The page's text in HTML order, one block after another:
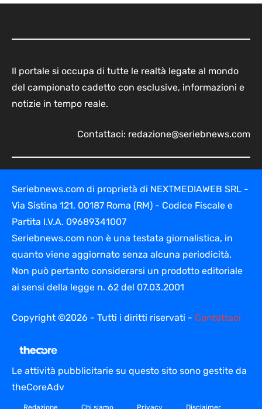
Il portale si occupa di tutte le realtà legate al mondo
del campionato cadetto con esclusive, informazioni e
notizie in tempo reale.
Contattaci: redazione@seriebnews.com
Seriebnews.com di proprietà di NEXTMEDIAWEB SRL -
Via Sistina 121, 00187 Roma (RM) - Codice Fiscale e
Partita I.V.A. 09689341007
Seriebnews.com non è una testata giornalistica, in
quanto viene aggiornato senza alcuna periodicità.
Non può pertanto considerarsi un prodotto editoriale
ai sensi della legge n. 62 del 07.03.2001
Copyright ©2026 - Tutti i diritti riservati - Contattaci
Le attività pubblicitarie su questo sito sono gestite da
theCoreAdv
Redazione Chi siamo Privacy Disclaimer